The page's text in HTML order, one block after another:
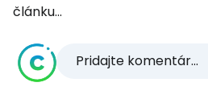
článku...
Pridajte komentár...